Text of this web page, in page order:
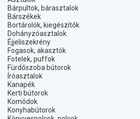
Bárpultok, bárasztalok
Bárszékek
Bortárolók, kiegészítők
Dohányzóasztalok
Éjjeliszekrény
Fogasok, akasztók
Fotelek, puffok
Fürdőszoba bútorok
Íróasztalok
Kanapék
Kerti bútorok
Komódok
Konyhabútorok